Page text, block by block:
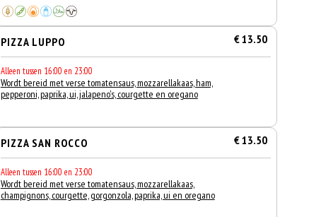
PIZZA LUPPO € 13.50
Alleen tussen 16:00 en 23:00
Wordt bereid met verse tomatensaus, mozzarellakaas, ham,
pepperoni, paprika, ui, jalapeno's, courgette en oregano
PIZZA SAN ROCCO € 13.50
Alleen tussen 16:00 en 23:00
Wordt bereid met verse tomatensaus, mozzarellakaas,
champignons, courgette, gorgonzola, paprika, ui en oregano